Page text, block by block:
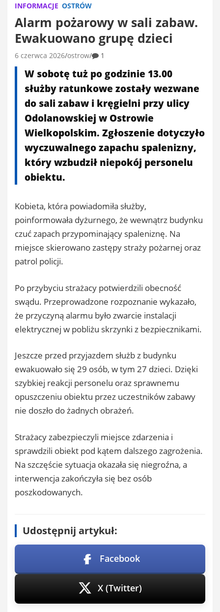
INFORMACJE OSTRÓW
Alarm pożarowy w sali zabaw.
Ewakuowano grupę dzieci
6 czerwca 2026 ostrow 1
W sobotę tuż po godzinie 13.00
służby ratunkowe zostały wezwane
do sali zabaw i kręgielni przy ulicy
Odolanowskiej w Ostrowie
Wielkopolskim. Zgłoszenie dotyczyło
wyczuwalnego zapachu spalenizny,
który wzbudził niepokój personelu
obiektu.
Kobieta, która powiadomiła służby,
poinformowała dyżurnego, że wewnątrz budynku
czuć zapach przypominający spaleniznę. Na
miejsce skierowano zastępy straży pożarnej oraz
patrol policji.
Po przybyciu strażacy potwierdzili obecność
swądu. Przeprowadzone rozpoznanie wykazało,
że przyczyną alarmu było zwarcie instalacji
elektrycznej w pobliżu skrzynki z bezpiecznikami.
Jeszcze przed przyjazdem służb z budynku
ewakuowało się 29 osób, w tym 27 dzieci. Dzięki
szybkiej reakcji personelu oraz sprawnemu
opuszczeniu obiektu przez uczestników zabawy
nie doszło do żadnych obrażeń.
Strażacy zabezpieczyli miejsce zdarzenia i
sprawdzili obiekt pod kątem dalszego zagrożenia.
Na szczęście sytuacja okazała się niegroźna, a
interwencja zakończyła się bez osób
poszkodowanych.
Udostępnij artykuł:
Facebook
X (Twitter)